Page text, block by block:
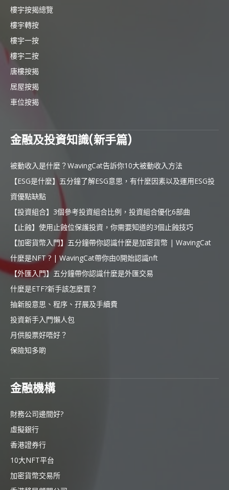
樓宇按揭總覽
樓宇轉按
樓宇一按
樓宇二按
唐樓按揭
居屋按揭
車位按揭
金融及投資知識(新手篇)
被動收入是什麼？WavingCat告訴你10大被動收入方法
【ESG是什麼】五分鐘了解ESG意思，有什麼因素以及運用ESG投
資優點缺點
【投資組合】3個參考投資組合比例，投資組合優化6部曲
【止蝕】使用止蝕位保護投資，你需要知道的3個止蝕技巧
【加密貨幣入門】五分鐘帶你認識什麼是加密貨幣 | WavingCat
什麼是NFT ? | WavingCat帶你由0開始認識nft
【外匯入門】五分鐘帶你認識什麼是外匯交易
什麼是ETF?新手該怎麼買？
抽新股意思、程序、孖展及手續費
投資新手入門懶人包
月供股票好唔好？
保險知多啲
金融機構
財務公司邊間好?
虛擬銀行
香港證券行
10大NFT平台
加密貨幣交易所